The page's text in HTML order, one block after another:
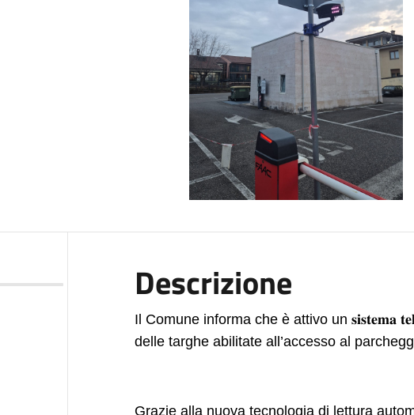
Descrizione
Il Comune informa che è attivo un 𝐬𝐢𝐬𝐭𝐞𝐦𝐚
delle targhe abilitate all’accesso al
Grazie alla nuova tecnologia di lettura